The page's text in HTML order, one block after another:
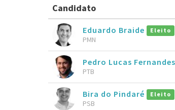
Candidato
Eduardo Braide Eleito
PMN
Pedro Lucas Fernandes
PTB
Bira do Pindaré Eleito
PSB